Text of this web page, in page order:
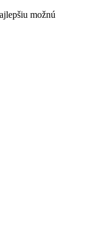
možnú